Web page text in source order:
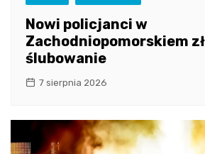
Nowi policjanci w
Zachodniopomorskiem
ślubowanie
7 sierpnia 2026